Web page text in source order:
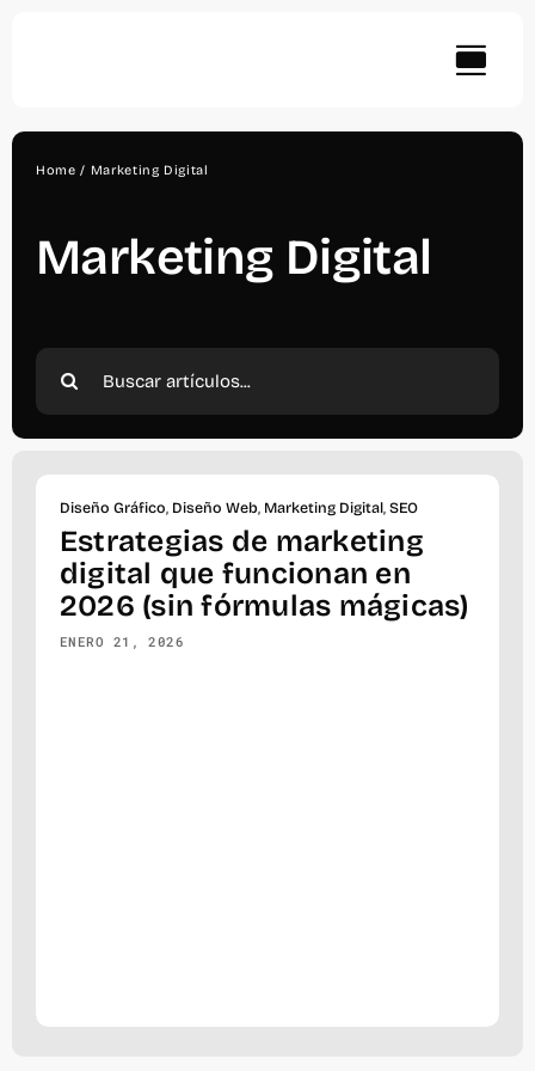
Marketing Digital
Home Marketing Digital
Search
for:
Diseño Gráfico, Diseño Web, Marketing Digital, SEO
Estrategias de marketing
digital que funcionan en
2026 (sin fórmulas mágicas)
ENERO 21, 2026